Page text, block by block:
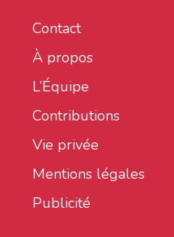
Contact
À propos
L’Équipe
Contributions
Vie privée
Mentions légales
Publicité